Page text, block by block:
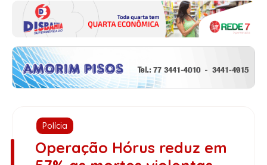
Polícia
Operação Hórus reduz em